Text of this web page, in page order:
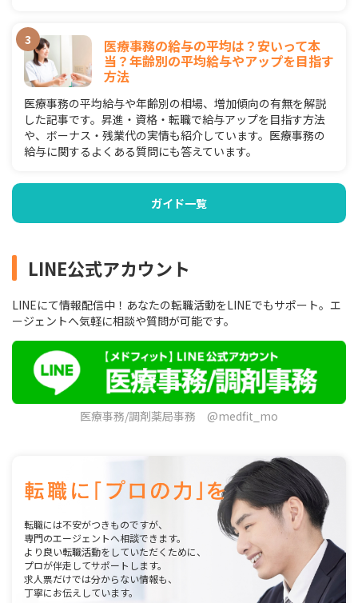
医療事務の給与の平均は？安いって本
当？年齢別の平均給与やアップを目指す
方法
医療事務の平均給与や年齢別の相場、増加傾向の有無を解説
した記事です。昇進・資格・転職で給与アップを目指す方法
や、ボーナス・残業代の実情も紹介しています。医療事務の
給与に関するよくある質問にも答えています。
ガイド一覧
LINE公式アカウント
LINEにて情報配信中！あなたの転職活動をLINEでもサポート。エ
ージェントへ気軽に相談や質問が可能です。
医療事務/調剤薬局事務 @medfit_mo
転職には不安がつきものですが、
専門のエージェントへ相談できます。
より良い転職活動をしていただくために、
プロが伴走してサポートします。
求人票だけでは分からない情報も、
丁寧にお伝えしています。